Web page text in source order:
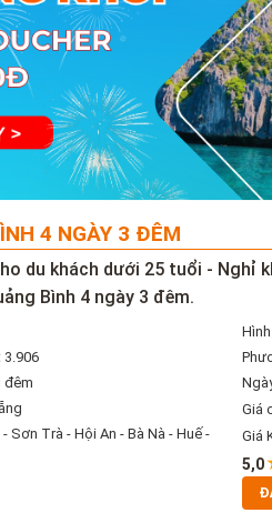
4 NGÀY 3 ĐÊM
du khách dưới 25 tuổi - Nghỉ
Bình 4 ngày 3 đêm.
3.906
đêm
Sơn Trà - Hội An - Bà Nà - Huế -
Giá
Giá
5,0